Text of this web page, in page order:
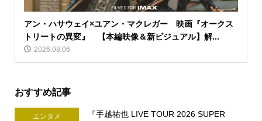
アン・ハサウェイ×ユアン・マクレガー 映画『オークス
トリートの異変』 【本編映像＆新ビジュアル】解...
2026.08.06
おすすめ記事
エンタメ
『手越祐也 LIVE TOUR 2026 SUPER